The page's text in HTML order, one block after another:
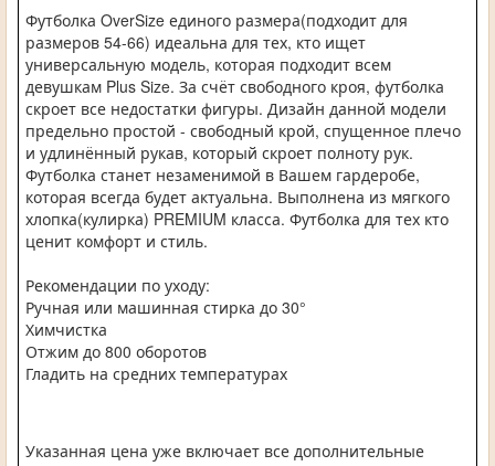
Футболка OverSize единого размера(подходит для
размеров 54-66) идеальна для тех, кто ищет
универсальную модель, которая подходит всем
девушкам Plus Size. За счёт свободного кроя, футболка
скроет все недостатки фигуры. Дизайн данной модели
предельно простой - свободный крой, спущенное плечо
и удлинённый рукав, который скроет полноту рук.
Футболка станет незаменимой в Вашем гардеробе,
которая всегда будет актуальна. Выполнена из мягкого
хлопка(кулирка) PREMIUM класса. Футболка для тех кто
ценит комфорт и стиль.
Рекомендации по уходу:
Ручная или машинная стирка до 30°
Химчистка
Отжим до 800 оборотов
Гладить на средних температурах
Указанная цена уже включает все дополнительные